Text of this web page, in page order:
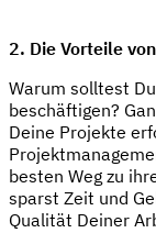
2. Die Vorteile
Warum solltest
beschäftigen?
Deine Projekte
besten Weg zu
sparst Zeit und
Qualität Deiner